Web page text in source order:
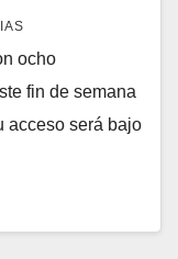
ocho
fin de semana
acceso será bajo